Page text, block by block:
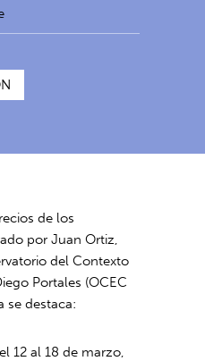
de los
por Juan Ortiz,
del Contexto
Portales (OCEC
se destaca:
12 al 18 de marzo,